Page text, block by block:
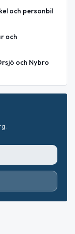
och personbil
och
och Nybro